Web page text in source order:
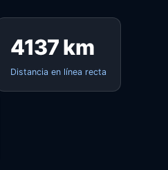
4137 km
Distancia en línea recta